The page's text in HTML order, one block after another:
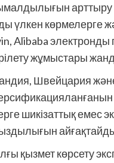
арттыру
үлкен көрмелерге
Alibaba
жұмыстары
Швейцария
шикізаттық емес
қызмет көрсету